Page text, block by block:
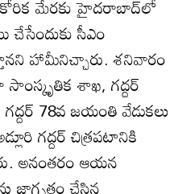
మేరకు హైదరాబాద్‌లో
చేసేందుకు సీఎం
హామీనిచ్చారు. శనివారం
శాఖ, గద్దర్‌
78వ జయంతి వేడుకలు
గద్దర్‌ చిత్రపటానికి
అనంతరం ఆయన